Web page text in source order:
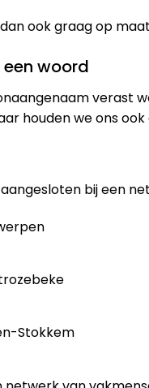
ook graag op
een woord
verast
houden we ons ook
bij een
Stokkem